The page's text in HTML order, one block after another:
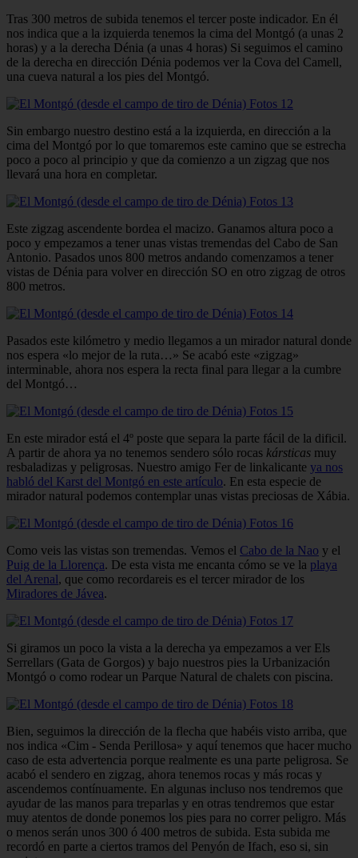
Tras 300 metros de subida tenemos el tercer poste indicador. En él
nos indica que a la izquierda tenemos la cima del Montgó (a unas 2
horas) y a la derecha Dénia (a unas 4 horas) Si seguimos el camino
de la derecha en dirección Dénia podemos ver la Cova del Camell,
una cueva natural a los pies del Montgó.
Sin embargo nuestro destino está a la izquierda, en dirección a la
cima del Montgó por lo que tomaremos este camino que se estrecha
poco a poco al principio y que da comienzo a un zigzag que nos
llevará una hora en completar.
Este zigzag ascendente bordea el macizo. Ganamos altura poco a
poco y empezamos a tener unas vistas tremendas del Cabo de San
Antonio. Pasados unos 800 metros andando comenzamos a tener
vistas de Dénia para volver en dirección SO en otro zigzag de otros
800 metros.
Pasados este kilómetro y medio llegamos a un mirador natural donde
nos espera «lo mejor de la ruta…» Se acabó este «zigzag»
interminable, ahora nos espera la recta final para llegar a la cumbre
del Montgó…
En este mirador está el 4º poste que separa la parte fácil de la dificil.
A partir de ahora ya no tenemos sendero sólo rocas kársticas muy
resbaladizas y peligrosas. Nuestro amigo Fer de linkalicante ya nos
habló del Karst del Montgó en este artículo. En esta especie de
mirador natural podemos contemplar unas vistas preciosas de Xábia.
Como veis las vistas son tremendas. Vemos el Cabo de la Nao y el
Puig de la Llorença. De esta vista me encanta cómo se ve la playa
del Arenal, que como recordareis es el tercer mirador de los
Miradores de Jávea.
Si giramos un poco la vista a la derecha ya empezamos a ver Els
Serrellars (Gata de Gorgos) y bajo nuestros pies la Urbanización
Montgó o como rodear un Parque Natural de chalets con piscina.
Bien, seguimos la dirección de la flecha que habéis visto arriba, que
nos indica «Cim - Senda Perillosa» y aquí tenemos que hacer mucho
caso de esta advertencia porque realmente es una parte peligrosa. Se
acabó el sendero en zigzag, ahora tenemos rocas y más rocas y
ascendemos contínuamente. En algunas incluso nos tendremos que
ayudar de las manos para treparlas y en otras tendremos que estar
muy atentos de donde ponemos los pies para no correr peligro. Más
o menos serán unos 300 ó 400 metros de subida. Esta subida me
recordó en parte a ciertos tramos del Penyón de Ifach, eso si, sin